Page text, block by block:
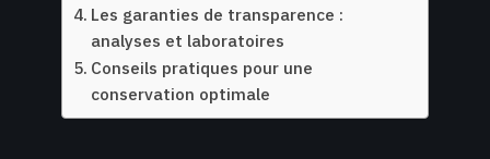
Les garanties de transparence :
analyses et laboratoires
Conseils pratiques pour une
conservation optimale